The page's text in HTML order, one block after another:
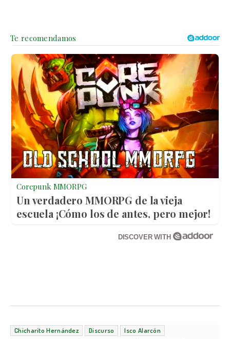
Corepunk MMORPG
Un verdadero MMORPG de la vieja
escuela ¡Cómo los de antes, pero mejor!
DISCOVER WITH
Chicharito Hernández Discurso
Isco Alarcón